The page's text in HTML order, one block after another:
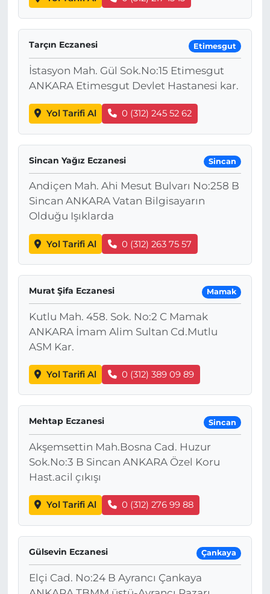
Tarçın Eczanesi Etimesgut
İstasyon Mah. Gül Sok.No:15 Etimesgut
ANKARA Etimesgut Devlet Hastanesi kar.
Yol Tarifi Al 0 (312) 245 52 62
Sincan Yağız Eczanesi Sincan
Andiçen Mah. Ahi Mesut Bulvarı No:258 B
Sincan ANKARA Vatan Bilgisayarın
Olduğu Işıklarda
Yol Tarifi Al 0 (312) 263 75 57
Murat Şifa Eczanesi Mamak
Kutlu Mah. 458. Sok. No:2 C Mamak
ANKARA İmam Alim Sultan Cd.Mutlu
ASM Kar.
Yol Tarifi Al 0 (312) 389 09 89
Mehtap Eczanesi Sincan
Akşemsettin Mah.Bosna Cad. Huzur
Sok.No:3 B Sincan ANKARA Özel Koru
Hast.acil çıkışı
Yol Tarifi Al 0 (312) 276 99 88
Gülsevin Eczanesi Çankaya
Elçi Cad. No:24 B Ayrancı Çankaya